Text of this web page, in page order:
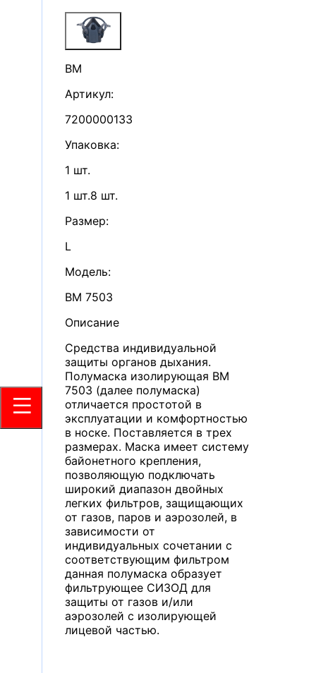
ВМ
Артикул:
7200000133
Упаковка:
1 шт.
1 шт.8 шт.
Размер:
L
Модель:
ВМ 7503
Описание
Средства индивидуальной
защиты органов дыхания.
Полумаска изолирующая ВМ
7503 (далее полумаска)
отличается простотой в
эксплуатации и комфортностью
в носке. Поставляется в трех
размерах. Маска имеет систему
байонетного крепления,
позволяющую подключать
широкий диапазон двойных
легких фильтров, защищающих
от газов, паров и аэрозолей, в
зависимости от
индивидуальных сочетании с
соответствующим фильтром
данная полумаска образует
фильтрующее СИЗОД для
защиты от газов и/или
аэрозолей с изолирующей
лицевой частью.